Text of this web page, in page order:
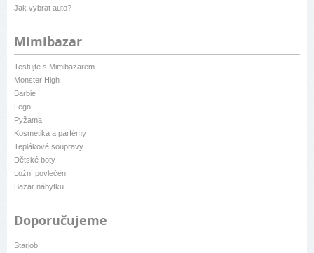
Jak vybrat auto?
Mimibazar
Testujte s Mimibazarem
Monster High
Barbie
Lego
Pyžama
Kosmetika a parfémy
Teplákové soupravy
Dětské boty
Ložní povlečení
Bazar nábytku
Doporučujeme
Starjob